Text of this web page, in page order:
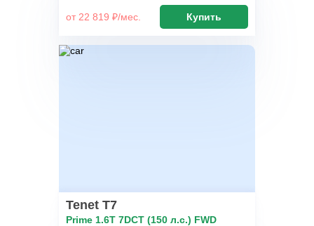
от 22 819 ₽/мес. Купить
Tenet T7
Prime 1.6T 7DCT (150 л.с.) FWD